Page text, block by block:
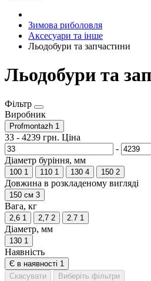
Зимова риболовля
Аксесуари та інше
Льодобури та запчастини
Льодобури та
Фільтр
Виробник
Profmontazh 1
33 - 4239 грн. Ціна
-
Діаметр буріння, мм
100 1 110 1 130 4 150 2
Довжина в розкладеному вигляді
150 см 3
Вага, кг
2,6 1 2,7 2 2.7 1
Діаметр, мм
130 1
Наявність
Є в наявності 1
Скасувати
Виберіть фільтри